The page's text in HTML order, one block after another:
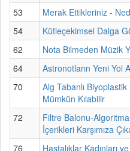
53
Merak Ettikleriniz -
54
Kütleçekimsel Dalga
62
Nota Bilmeden Müzik
64
Astronotların Yeni Yol
70
Alg Tabanlı
Mümkün Kılabilir
72
Filtre Balonu-
İçerikleri Karşımıza
76
Hastalıklar Kadınları